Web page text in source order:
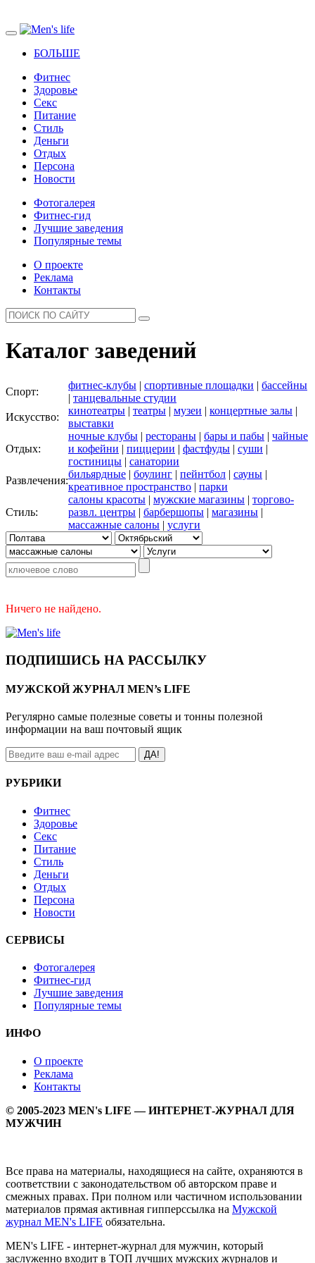
БОЛЬШЕ
Фитнес
Здоровье
Секс
Питание
Стиль
Деньги
Отдых
Персона
Новости
Фотогалерея
Фитнес-гид
Лучшие заведения
Популярные темы
О проекте
Реклама
Контакты
Каталог заведений
Спорт:
фитнес-клубы | спортивные площадки | бассейны
| танцевальные студии
Искусство:
кинотеатры | театры | музеи | концертные залы |
выставки
Отдых:
ночные клубы | рестораны | бары и пабы | чайные
и кофейни | пиццерии | фастфуды | суши |
гостиницы | санатории
Развлечения:
бильярдные | боулинг | пейнтбол | сауны |
креативное пространство | парки
Стиль:
салоны красоты | мужские магазины | торгово-
развл. центры | барбершопы | магазины |
массажные салоны | услуги
Ничего не найдено.
ПОДПИШИСЬ НА РАССЫЛКУ
МУЖСКОЙ ЖУРНАЛ MEN’s LIFE
Регулярно самые полезные советы и тонны полезной
информации на ваш почтовый ящик
ДА!
РУБРИКИ
Фитнес
Здоровье
Секс
Питание
Стиль
Деньги
Отдых
Персона
Новости
СЕРВИСЫ
Фотогалерея
Фитнес-гид
Лучшие заведения
Популярные темы
ИНФО
О проекте
Реклама
Контакты
© 2005-2023 MEN's LIFE — ИНТЕРНЕТ-ЖУРНАЛ ДЛЯ
МУЖЧИН
Все права на материалы, находящиеся на сайте, охраняются в
соответствии с законодательством об авторском праве и
смежных правах. При полном или частичном использовании
материалов прямая активная гипперссылка на Мужской
журнал MEN's LIFE обязательна.
MEN's LIFE - интернет-журнал для мужчин, который
заслуженно входит в ТОП лучших мужских журналов и